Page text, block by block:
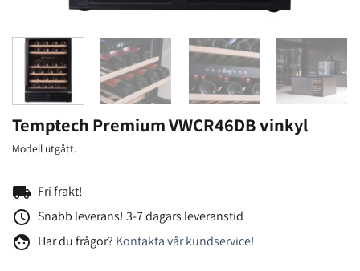
Temptech Premium VWCR46DB vinkyl
Modell utgått.
local_shipping Fri frakt!
access_time Snabb leverans! 3-7 dagars leveranstid
face Har du frågor? Kontakta vår kundservice!